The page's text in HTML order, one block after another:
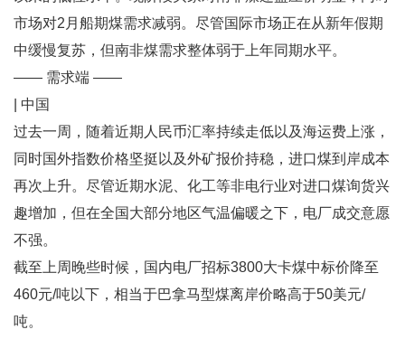
市场对2月船期煤需求减弱。尽管国际市场正在从新年假期
中缓慢复苏，但南非煤需求整体弱于上年同期水平。
—— 需求端 ——
| 中国
过去一周，随着近期人民币汇率持续走低以及海运费上涨，
同时国外指数价格坚挺以及外矿报价持稳，进口煤到岸成本
再次上升。尽管近期水泥、化工等非电行业对进口煤询货兴
趣增加，但在全国大部分地区气温偏暖之下，电厂成交意愿
不强。
截至上周晚些时候，国内电厂招标3800大卡煤中标价降至
460元/吨以下，相当于巴拿马型煤离岸价略高于50美元/
吨。